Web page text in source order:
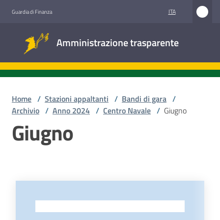
Guardia di Finanza ITA
Amministrazione trasparente
trasparente
Accesso
civico
appaltanti
Home / Stazioni appaltanti / Bandi di gara /
Archivio / Anno 2024 / Centro Navale / Giugno
Giugno
-